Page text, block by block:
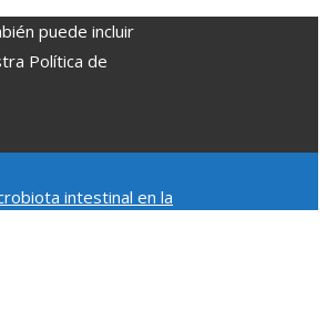
puede incluir
Política de
intestinal en la